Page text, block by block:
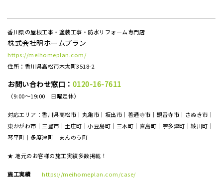
香川県の屋根工事・塗装工事・防水リフォーム専門店
株式会社明ホームプラン
https://meihomeplan.com/
住所：香川県高松市木太町3518-2
お問い合わせ窓口： 0120-16-7611
（9:00～19:00 日曜定休）
対応エリア：香川県高松市｜丸亀市｜坂出市｜善通寺市｜観音寺市｜さぬき市｜
東かがわ市｜三豊市｜土庄町｜小豆島町｜三木町｜直島町｜宇多津町｜綾川町｜
琴平町｜多度津町｜まんのう町
★ 地元のお客様の施工実績多数掲載！
施工実績
https://meihomeplan.com/case/